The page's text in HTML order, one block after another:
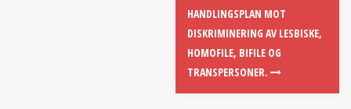
HANDLINGSPLAN MOT
DISKRIMINERING AV LESBISKE,
HOMOFILE, BIFILE OG
TRANSPERSONER.